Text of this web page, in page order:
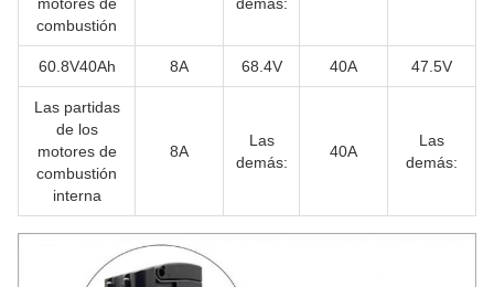
combustión
60.8V40Ah 8A 68.4V 40A 47.5V
Las partidas
de los
motores de
combustión
interna
8A
Las
demás:
40A
Las
demás: